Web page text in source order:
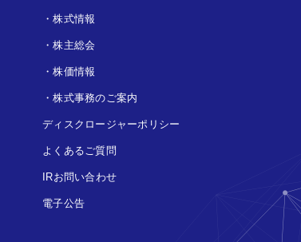
・株式情報
・株主総会
・株価情報
・株式事務のご案内
ディスクロージャーポリシー
よくあるご質問
IRお問い合わせ
電子公告